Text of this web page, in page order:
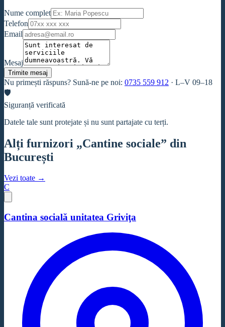
Nume complet
Telefon
Email
Mesaj
Trimite mesaj
Nu primești răspuns? Sună-ne pe noi: 0735 559 912 · L–V 09–18
🛡
Siguranță verificată
Datele tale sunt protejate și nu sunt partajate cu terți.
Alți furnizori „Cantine sociale” din
București
Vezi toate →
C
Cantina socială unitatea Griviţa